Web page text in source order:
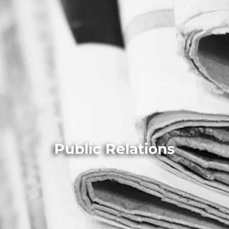
Public Relations